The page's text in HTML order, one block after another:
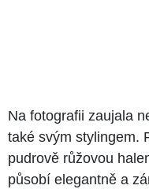
Na fotografii zaujala
také svým stylingem.
pudrově růžovou
působí elegantně a